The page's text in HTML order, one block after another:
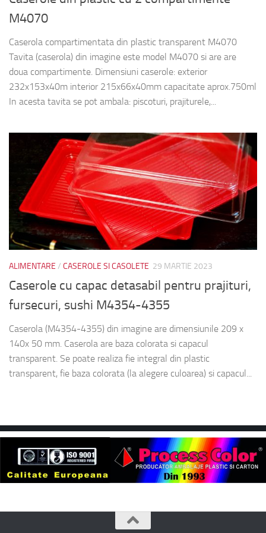
M4070
Caserola compartimentata din plastic transparent M4070
Tavita (caserola) din imagine este model M4070 si are are
doua compartimente. Dimensiuni caserole: exterior
232x153x40m interior 215x66x40mm capacitate aprox.750ml
In acesta tavita se pot ambala: piscoturi, prajiturele,...
ALIMENTARE / CASEROLE SI CASOLETE 29 MARTIE 2023
Caserole cu capac detasabil pentru prajituri,
fursecuri, sushi M4354-4355
Caserola (M4354-4355) din imagine are dimensiunile 209 x
140x 50 mm. Caserola are baza colorata si capacul
transparent. Se poate realiza fie integral din plastic
transparent, fie baza colorata (la alegere culoarea) si capacul...